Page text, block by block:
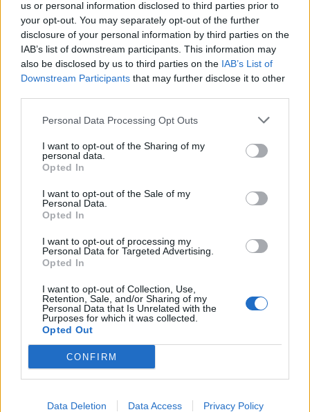
us or personal information disclosed to third parties prior to
your opt-out. You may separately opt-out of the further
disclosure of your personal information by third parties on the
IAB’s list of downstream participants. This information may
also be disclosed by us to third parties on the IAB’s List of
Downstream Participants that may further disclose it to other
Personal Data Processing Opt Outs
I want to opt-out of the Sharing of my
personal data.
Opted In
I want to opt-out of the Sale of my
Personal Data.
Opted In
I want to opt-out of processing my
Personal Data for Targeted Advertising.
Opted In
I want to opt-out of Collection, Use,
Retention, Sale, and/or Sharing of my
Personal Data that Is Unrelated with the
Purposes for which it was collected.
Opted Out
CONFIRM
Data Deletion Data Access Privacy Policy